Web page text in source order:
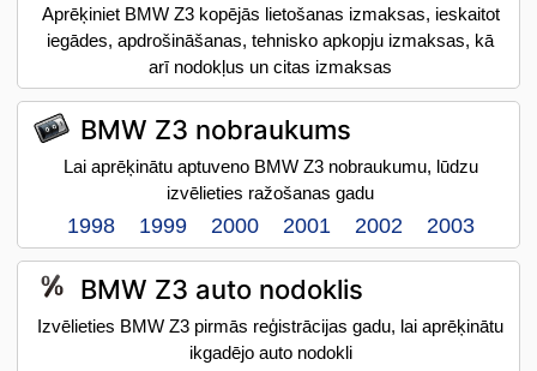
Aprēķiniet BMW Z3 kopējās lietošanas izmaksas, ieskaitot
iegādes, apdrošināšanas, tehnisko apkopju izmaksas, kā
arī nodokļus un citas izmaksas
BMW Z3 nobraukums
Lai aprēķinātu aptuveno BMW Z3 nobraukumu, lūdzu
izvēlieties ražošanas gadu
1998 1999 2000 2001 2002 2003
BMW Z3 auto nodoklis
Izvēlieties BMW Z3 pirmās reģistrācijas gadu, lai aprēķinātu
ikgadējo auto nodokli